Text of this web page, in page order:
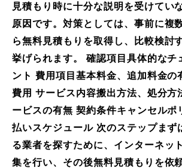
見積もり時に十分な説明を受けてい
原因です。対策としては、事前に複
ら無料見積もりを取得し、比較検討
挙げられます。 確認項目具体的なチ
ント 費用項目基本料金、追加料金の
費用 サービス内容搬出方法、処分方
ービスの有無 契約条件キャンセルポ
払いスケジュール 次のステップまず
る業者を探すために、インターネッ
集を行い、その後無料見積もりを依